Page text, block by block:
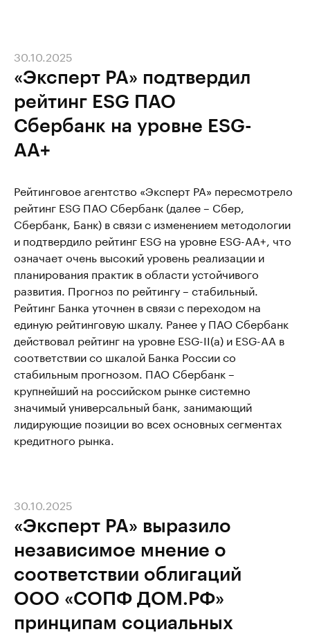
«Эксперт РА» подтвердил
рейтинг ESG ПАО
Сбербанк на уровне ESG-
АА+
30.10.2025
Рейтинговое агентство «Эксперт РА» пересмотрело
рейтинг ESG ПАО Сбербанк (далее – Сбер,
Сбербанк, Банк) в связи с изменением методологии
и подтвердило рейтинг ESG на уровне ESG-АА+, что
означает очень высокий уровень реализации и
планирования практик в области устойчивого
развития. Прогноз по рейтингу – стабильный.
Рейтинг Банка уточнен в связи с переходом на
единую рейтинговую шкалу. Ранее у ПАО Сбербанк
действовал рейтинг на уровне ESG-II(а) и ESG-AА в
соответствии со шкалой Банка России со
стабильным прогнозом. ПАО Сбербанк –
крупнейший на российском рынке системно
значимый универсальный банк, занимающий
лидирующие позиции во всех основных сегментах
кредитного рынка.
«Эксперт РА» выразило
независимое мнение о
соответствии облигаций
ООО «СОПФ ДОМ.РФ»
принципам социальных
30.10.2025